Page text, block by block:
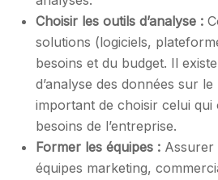
Choisir les outils d’analyse :
solutions (logiciels,
besoins et du budget. Il
d’analyse des données sur
important de choisir celui
besoins de l’entreprise.
Former les équipes : Assurer
équipes marketing,